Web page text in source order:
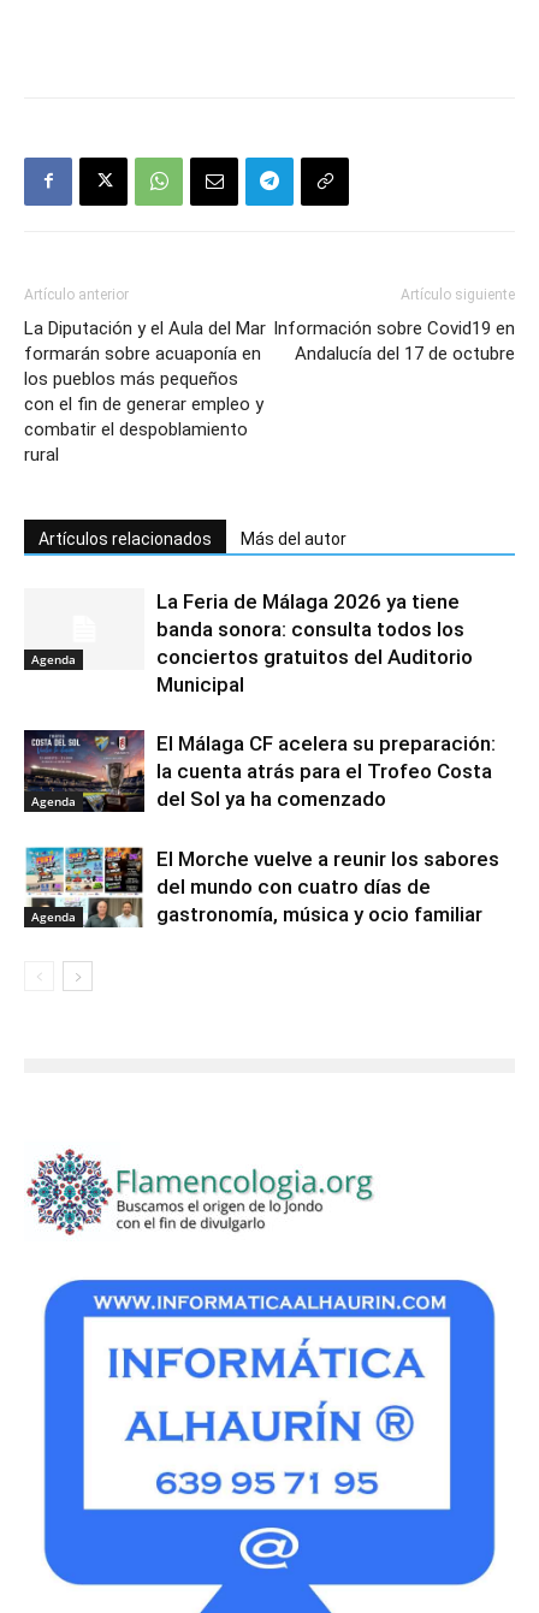
Artículo anterior
La Diputación y el Aula del Mar
formarán sobre acuaponía en
los pueblos más pequeños
con el fin de generar empleo y
combatir el despoblamiento
rural
Artículo siguiente
Información sobre Covid19 en
Andalucía del 17 de octubre
Artículos relacionados Más del autor
Agenda
La Feria de Málaga 2026 ya tiene
banda sonora: consulta todos los
conciertos gratuitos del Auditorio
Municipal
Agenda
El Málaga CF acelera su preparación:
la cuenta atrás para el Trofeo Costa
del Sol ya ha comenzado
Agenda
El Morche vuelve a reunir los sabores
del mundo con cuatro días de
gastronomía, música y ocio familiar